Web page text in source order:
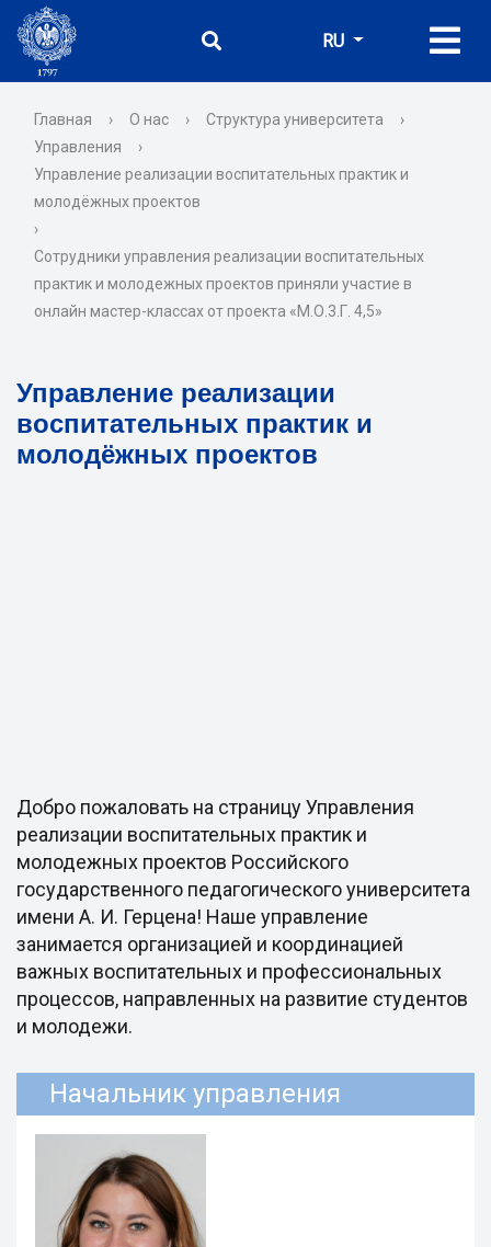
RU
Главная › О нас › Структура университета
›
Управления
›
Управление реализации воспитательных практик и
молодёжных проектов
›
Сотрудники управления реализации воспитательных
практик и молодежных проектов приняли участие в
онлайн мастер-классах от проекта «М.О.3.Г. 4,5»
Управление реализации
воспитательных практик и
молодёжных проектов
Добро пожаловать на страницу Управления
реализации воспитательных практик и
молодежных проектов Российского
государственного педагогического университета
имени А. И. Герцена! Наше управление
занимается организацией и координацией
важных воспитательных и профессиональных
процессов, направленных на развитие студентов
и молодежи.
Начальник управления